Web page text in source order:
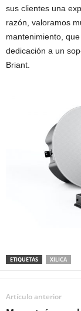
sus clientes una
razón, valoramos
mantenimiento,
dedicación a un
Briant.
ETIQUETAS XILICA
Artículo anterior